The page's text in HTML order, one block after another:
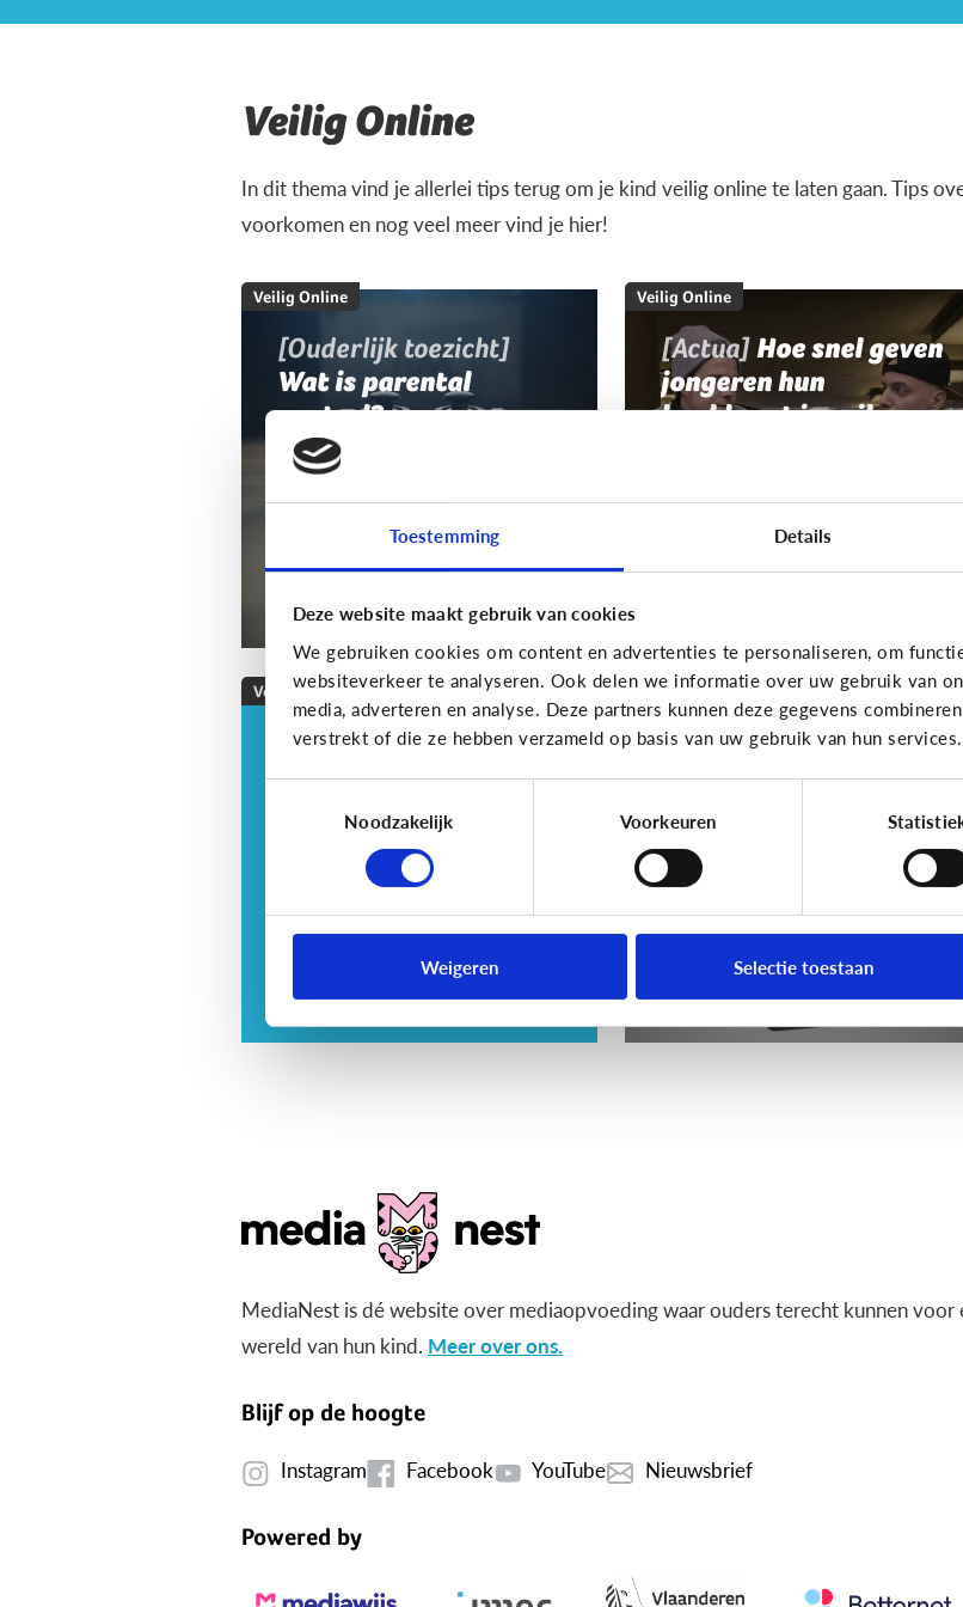
Toestemming Details
Deze website maakt gebruik van cookies
We gebruiken cookies om content en advertenties te personaliseren, om
websiteverkeer te analyseren. Ook delen we informatie over uw gebruik van
media, adverteren en analyse. Deze partners kunnen deze gegevens
verstrekt of die ze hebben verzameld op basis van uw gebruik van hun services.
Noodzakelijk
Voorkeuren
Weigeren Selectie toestaan
Veilig Online
In dit thema vind je allerlei tips terug om je kind veilig online te laten gaan. Tips
voorkomen en nog veel meer vind je hier!
Veilig Online
[Ouderlijk toezicht]
Wat is parental
control?
Veilig Online
[Actua] Hoe snel geven
jongeren hun
bankkaart in ruil voor
Veilig Online
Veilig online: hoe doe
ik dat?
Je zorgt er best voor dat je
informatie alleen deelt met wie
jij dit echt wilt. Hoe kan je dit
doen?
3 tips voor tieners
Veilig Online
Wat is een veilig
wachtwoord voor mijn
kind?
MediaNest is dé website over mediaopvoeding waar ouders terecht kunnen
wereld van hun kind. Meer over ons.
Blijf op de hoogte
Instagram Facebook YouTube Nieuwsbrief
Powered by